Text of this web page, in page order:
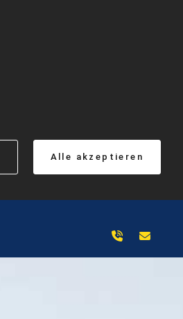
Alle akzeptieren